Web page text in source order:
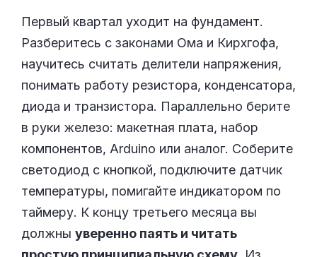
Первый квартал уходит на фундамент.
Разберитесь с законами Ома и Кирхгофа,
научитесь считать делители напряжения,
понимать работу резистора, конденсатора,
диода и транзистора. Параллельно берите
в руки железо: макетная плата, набор
компонентов, Arduino или аналог. Соберите
светодиод с кнопкой, подключите датчик
температуры, помигайте индикатором по
таймеру. К концу третьего месяца вы
должны уверенно паять и читать